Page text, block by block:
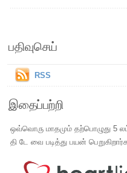
பதிவுசெய்
RSS
இதைப்பற்றி
ஒவ்வொரு மாதமும் தற்பொழுது 5
தி டே வை படித்து பயன்